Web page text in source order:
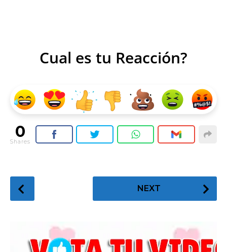
Cual es tu Reacción?
0
Shares
o
NEXT